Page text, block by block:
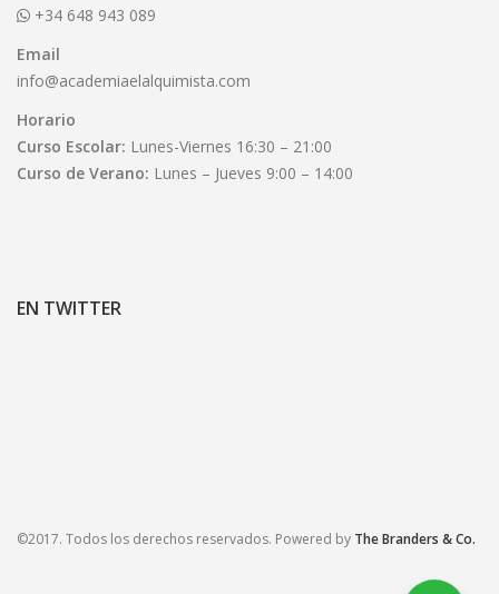
+34 648 943 089
Email
info@academiaelalquimista.com
Horario
Curso Escolar: Lunes-Viernes 16:30 – 21:00
Curso de Verano: Lunes – Jueves 9:00 – 14:00
EN TWITTER
©2017. Todos los derechos reservados. Powered by The Branders & Co.